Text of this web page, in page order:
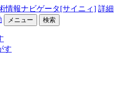
情報ナビゲータ[サイニィ] 詳細
メニュー 検索
す